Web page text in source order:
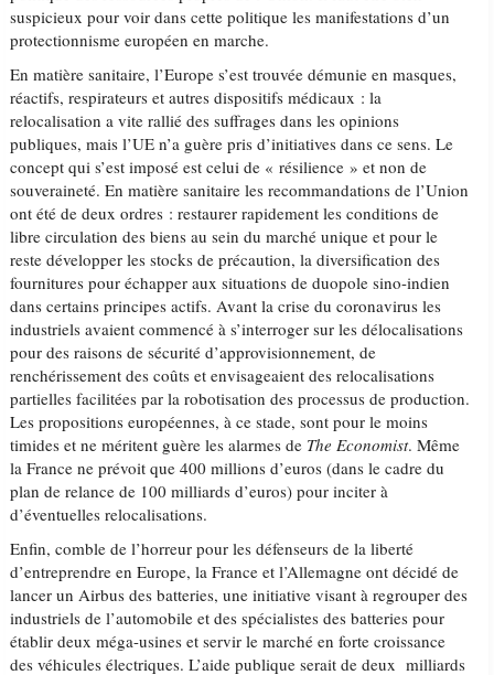
suspicieux pour voir dans cette politique les manifestations d’un
protectionnisme européen en marche.
En matière sanitaire, l’Europe s’est trouvée démunie en masques,
réactifs, respirateurs et autres dispositifs médicaux : la
relocalisation a vite rallié des suffrages dans les opinions
publiques, mais l’UE n’a guère pris d’initiatives dans ce sens. Le
concept qui s’est imposé est celui de « résilience » et non de
souveraineté. En matière sanitaire les recommandations de l’Union
ont été de deux ordres : restaurer rapidement les conditions de
libre circulation des biens au sein du marché unique et pour le
reste développer les stocks de précaution, la diversification des
fournitures pour échapper aux situations de duopole sino-indien
dans certains principes actifs. Avant la crise du coronavirus les
industriels avaient commencé à s’interroger sur les délocalisations
pour des raisons de sécurité d’approvisionnement, de
renchérissement des coûts et envisageaient des relocalisations
partielles facilitées par la robotisation des processus de production.
Les propositions européennes, à ce stade, sont pour le moins
timides et ne méritent guère les alarmes de The Economist. Même
la France ne prévoit que 400 millions d’euros (dans le cadre du
plan de relance de 100 milliards d’euros) pour inciter à
d’éventuelles relocalisations.
Enfin, comble de l’horreur pour les défenseurs de la liberté
d’entreprendre en Europe, la France et l’Allemagne ont décidé de
lancer un Airbus des batteries, une initiative visant à regrouper des
industriels de l’automobile et des spécialistes des batteries pour
établir deux méga-usines et servir le marché en forte croissance
des véhicules électriques. L’aide publique serait de deux milliards